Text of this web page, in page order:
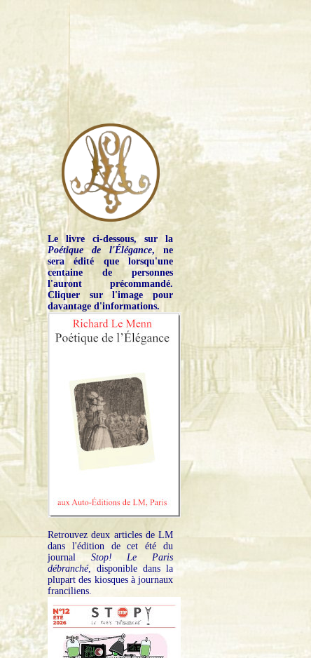
Le livre ci-dessous, sur la
Poétique de l'Élégance, ne
sera édité que lorsqu'une
centaine de personnes
l'auront précommandé.
Cliquer sur l'image pour
davantage d'informations.
Retrouvez deux articles de LM
dans l'édition de cet été du
journal Stop! Le Paris
débranché, disponible dans la
plupart des kiosques à journaux
franciliens.